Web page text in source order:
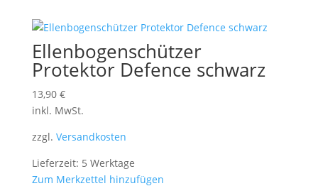
Ellenbogenschützer
Protektor Defence schwarz
13,90 €
inkl. MwSt.
zzgl. Versandkosten
Lieferzeit: 5 Werktage
Zum Merkzettel hinzufügen